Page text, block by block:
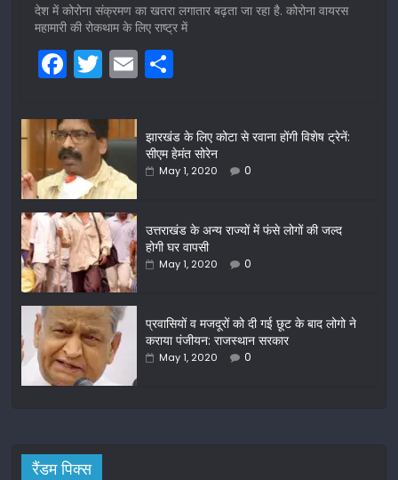
देश में कोरोना संक्रमण का खतरा लगातार बढ़ता जा रहा है. कोरोना वायरस
महामारी की रोकथाम के लिए राष्ट्र में
F
a
c
e
b
o
o
k
T
w
itt
er
E
m
ar
e
झारखंड के लिए कोटा से रवाना होंगी विशेष ट्रेनें:
सीएम हेमंत सोरेन
May 1, 2020 0
उत्तराखंड के अन्य राज्यों में फंसे लोगों की जल्द
होगी घर वापसी
May 1, 2020 0
प्रवासियों व मजदूरों को दी गई छूट के बाद लोगो ने
कराया पंजीयन: राजस्थान सरकार
May 1, 2020 0
रैंडम पिक्स